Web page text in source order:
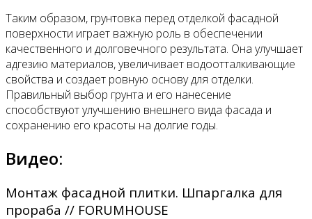
Таким образом, грунтовка перед отделкой фасадной
поверхности играет важную роль в обеспечении
качественного и долговечного результата. Она улучшает
адгезию материалов, увеличивает водоотталкивающие
свойства и создает ровную основу для отделки.
Правильный выбор грунта и его нанесение
способствуют улучшению внешнего вида фасада и
сохранению его красоты на долгие годы.
Видео:
Монтаж фасадной плитки. Шпаргалка для
прораба // FORUMHOUSE